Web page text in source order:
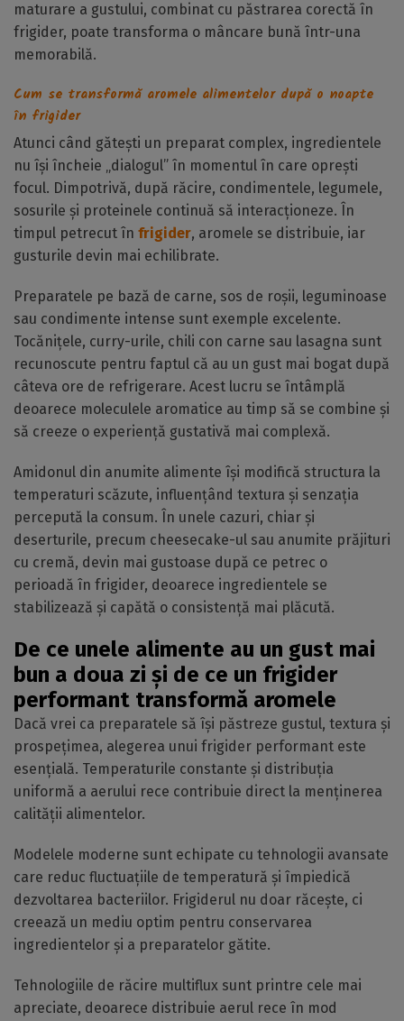
maturare a gustului, combinat cu păstrarea corectă în
frigider, poate transforma o mâncare bună într-una
memorabilă.
Cum se transformă aromele alimentelor după o noapte
în frigider
Atunci când gătești un preparat complex, ingredientele
nu își încheie „dialogul” în momentul în care oprești
focul. Dimpotrivă, după răcire, condimentele, legumele,
sosurile și proteinele continuă să interacționeze. În
timpul petrecut în frigider, aromele se distribuie, iar
gusturile devin mai echilibrate.
Preparatele pe bază de carne, sos de roșii, leguminoase
sau condimente intense sunt exemple excelente.
Tocănițele, curry-urile, chili con carne sau lasagna sunt
recunoscute pentru faptul că au un gust mai bogat după
câteva ore de refrigerare. Acest lucru se întâmplă
deoarece moleculele aromatice au timp să se combine și
să creeze o experiență gustativă mai complexă.
Amidonul din anumite alimente își modifică structura la
temperaturi scăzute, influențând textura și senzația
percepută la consum. În unele cazuri, chiar și
deserturile, precum cheesecake-ul sau anumite prăjituri
cu cremă, devin mai gustoase după ce petrec o
perioadă în frigider, deoarece ingredientele se
stabilizează și capătă o consistență mai plăcută.
De ce unele alimente au un gust mai
bun a doua zi și de ce un frigider
performant transformă aromele
Dacă vrei ca preparatele să își păstreze gustul, textura și
prospețimea, alegerea unui frigider performant este
esențială. Temperaturile constante și distribuția
uniformă a aerului rece contribuie direct la menținerea
calității alimentelor.
Modelele moderne sunt echipate cu tehnologii avansate
care reduc fluctuațiile de temperatură și împiedică
dezvoltarea bacteriilor. Frigiderul nu doar răcește, ci
creează un mediu optim pentru conservarea
ingredientelor și a preparatelor gătite.
Tehnologiile de răcire multiflux sunt printre cele mai
apreciate, deoarece distribuie aerul rece în mod